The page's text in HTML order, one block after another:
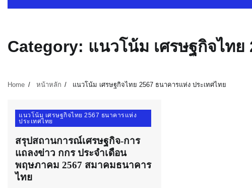
Category: แนวโน้ม เศรษฐกิจไทย
Home หน้าหลัก แนวโน้ม เศรษฐกิจไทย 2567 ธนาคารแห่ง ประเทศไทย
แนวโน้ม เศรษฐกิจไทย 2567 ธนาคารแห่ง
ประเทศไทย
สรุปสถานการณ์เศรษฐกิจ-การ
แถลงข่าว กกร ประจำเดือน
พฤษภาคม 2567 สมาคมธนาคาร
ไทย